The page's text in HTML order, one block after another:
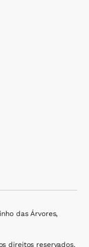
das Árvores,
direitos reservados.